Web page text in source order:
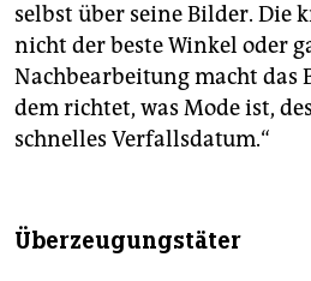
selbst über seine Bilder. Die
nicht der beste Winkel oder
Nachbearbeitung macht das
dem richtet, was Mode ist,
schnelles Verfallsdatum.“
Überzeugungstäter